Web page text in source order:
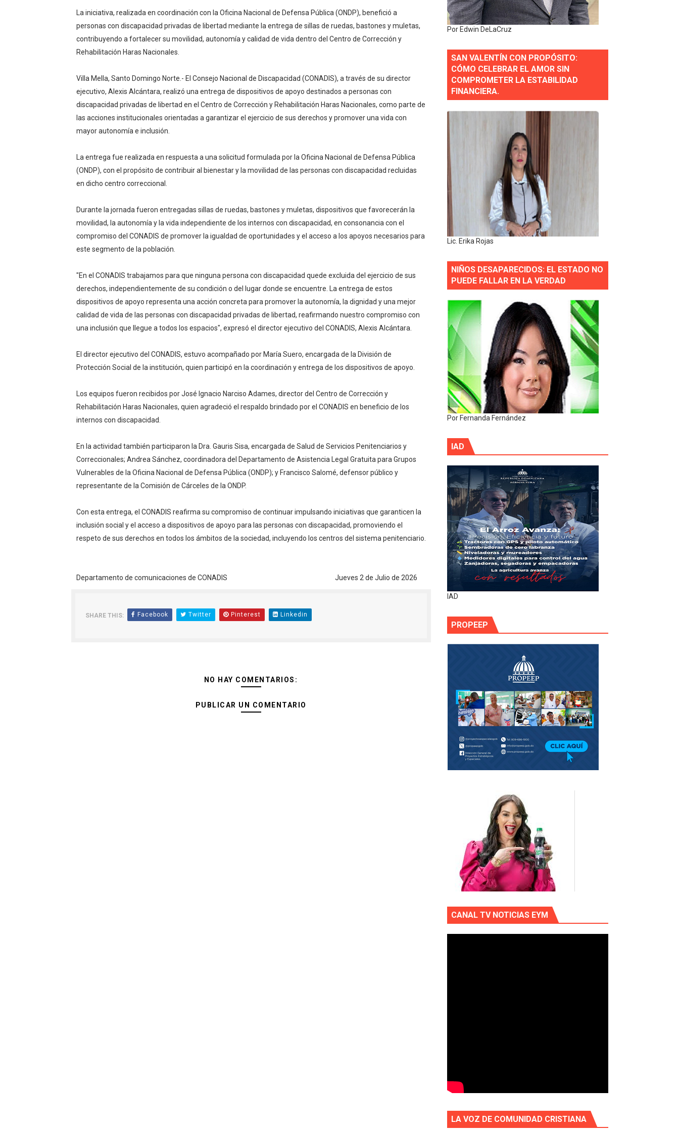
Lee Ballester a los que se forman como agentes “Todo el equipo de la DGM debe acogerse a normas éticas y ser garante de los derechos de
Operativo Interinstitucional “Compromiso Ambiental 2.0”
Trabajadores de la prensa y Obispado de la Provincia Santo Domingo Acuerdan Alianza Estratégica para Impulsar el Desarrollo de Santo
Ministerio de Cultura anuncia ganadores de Premios Anuales de Literatura 2026 y el de Historia 2025
Más de 180 dirigentes sindicales de las Américas se reúnen en República Dominicana para fortalecer el diálogo social y el trabajo decente
La iniciativa, realizada en coordinación con la Oficina Nacional de Defensa Pública (ONDP), benefició a
personas con discapacidad privadas de libertad mediante la entrega de sillas de ruedas, bastones y muletas,
contribuyendo a fortalecer su movilidad, autonomía y calidad de vida dentro del Centro de Corrección y
Rehabilitación Haras Nacionales.
Villa Mella, Santo Domingo Norte.- El Consejo Nacional de Discapacidad (CONADIS), a través de su director
ejecutivo, Alexis Alcántara, realizó una entrega de dispositivos de apoyo destinados a personas con
discapacidad privadas de libertad en el Centro de Corrección y Rehabilitación Haras Nacionales, como parte de
las acciones institucionales orientadas a garantizar el ejercicio de sus derechos y promover una vida con
mayor autonomía e inclusión.
La entrega fue realizada en respuesta a una solicitud formulada por la Oficina Nacional de Defensa Pública
(ONDP), con el propósito de contribuir al bienestar y la movilidad de las personas con discapacidad recluidas
en dicho centro correccional.
Durante la jornada fueron entregadas sillas de ruedas, bastones y muletas, dispositivos que favorecerán la
movilidad, la autonomía y la vida independiente de los internos con discapacidad, en consonancia con el
compromiso del CONADIS de promover la igualdad de oportunidades y el acceso a los apoyos necesarios para
este segmento de la población.
"En el CONADIS trabajamos para que ninguna persona con discapacidad quede excluida del ejercicio de sus
derechos, independientemente de su condición o del lugar donde se encuentre. La entrega de estos
dispositivos de apoyo representa una acción concreta para promover la autonomía, la dignidad y una mejor
calidad de vida de las personas con discapacidad privadas de libertad, reafirmando nuestro compromiso con
una inclusión que llegue a todos los espacios", expresó el director ejecutivo del CONADIS, Alexis Alcántara.
El director ejecutivo del CONADIS, estuvo acompañado por María Suero, encargada de la División de
Protección Social de la institución, quien participó en la coordinación y entrega de los dispositivos de apoyo.
Los equipos fueron recibidos por José Ignacio Narciso Adames, director del Centro de Corrección y
Rehabilitación Haras Nacionales, quien agradeció el respaldo brindado por el CONADIS en beneficio de los
internos con discapacidad.
En la actividad también participaron la Dra. Gauris Sisa, encargada de Salud de Servicios Penitenciarios y
Correccionales; Andrea Sánchez, coordinadora del Departamento de Asistencia Legal Gratuita para Grupos
Vulnerables de la Oficina Nacional de Defensa Pública (ONDP); y Francisco Salomé, defensor público y
representante de la Comisión de Cárceles de la ONDP.
Con esta entrega, el CONADIS reafirma su compromiso de continuar impulsando iniciativas que garanticen la
inclusión social y el acceso a dispositivos de apoyo para las personas con discapacidad, promoviendo el
respeto de sus derechos en todos los ámbitos de la sociedad, incluyendo los centros del sistema penitenciario.
Departamento de comunicaciones de CONADIS Jueves 2 de Julio de 2026
SHARE THIS: Facebook Twitter Pinterest Linkedin
NO HAY COMENTARIOS:
PUBLICAR UN COMENTARIO
Por Edwin DeLaCruz
SAN VALENTÍN CON PROPÓSITO:
CÓMO CELEBRAR EL AMOR SIN
COMPROMETER LA ESTABILIDAD
FINANCIERA.
Lic. Erika Rojas
NIÑOS DESAPARECIDOS: EL ESTADO NO
PUEDE FALLAR EN LA VERDAD
Por Fernanda Fernández
IAD
IAD
PROPEEP
CANAL TV NOTICIAS EYM
LA VOZ DE COMUNIDAD CRISTIANA